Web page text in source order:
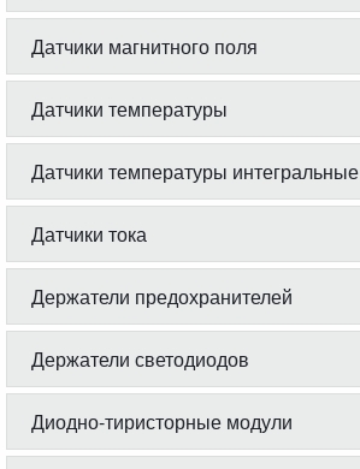
Датчики магнитного поля
Датчики температуры
Датчики температуры интегральные
Датчики тока
Держатели предохранителей
Держатели светодиодов
Диодно-тиристорные модули